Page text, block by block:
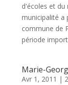
d'écoles et du
municipalité a
commune de
période
Marie-
Avr 1, 2011 |